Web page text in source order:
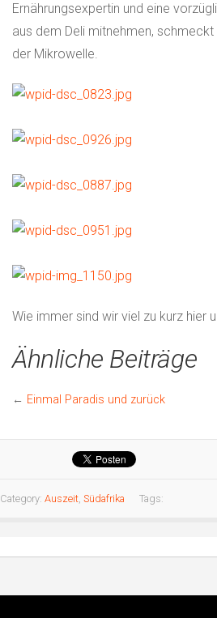
Ernährungsexpertin und eine
aus dem Deli mitnehmen,
der Mikrowelle.
Wie immer sind wir viel zu kurz hier
Ähnliche Beiträge
← Einmal Paradis und zurück
Category: Auszeit, Südafrika Tags: